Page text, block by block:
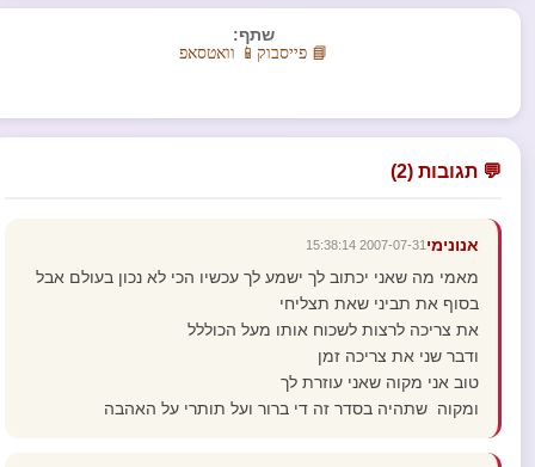
שתף:
📘 פייסבוק 📱 וואטסאפ
💬 תגובות (2)
אנונימי 2007-07-31 15:38:14
מאמי מה שאני יכתוב לך ישמע לך עכשיו הכי לא נכון בעולם אבל
בסוף את תביני שאת תצליחי
את צריכה לרצות לשכוח אותו מעל הכוללל
ודבר שני את צריכה זמן
טוב אני מקוה שאני עוזרת לך
ומקוה שתהיה בסדר זה די ברור ועל תותרי על האהבה